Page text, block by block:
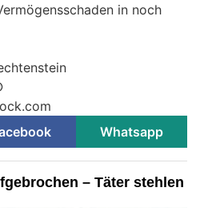
in noch
Whatsapp
– Täter stehlen